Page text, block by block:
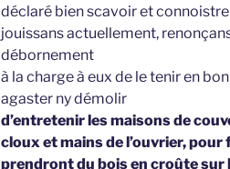
déclaré bien scavoir et
jouissans actuellement,
débornement
à la charge à eux de le tenir en
agaster ny démolir
d’entretenir les maisons de
cloux et mains de l’ouvrier,
prendront du bois en croûte sur